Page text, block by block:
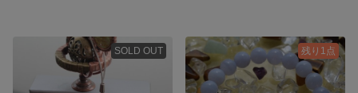
SOLD OUT 残り1点